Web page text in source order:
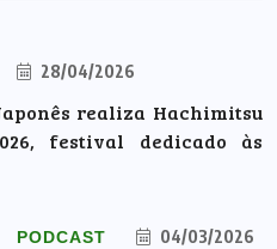
28/04/2026
realiza Hachimitsu
festival dedicado às
PODCAST 04/03/2026